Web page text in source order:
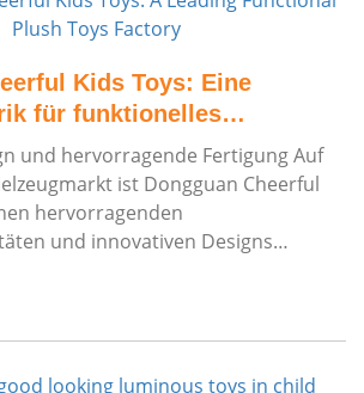
Kids Toys: Eine
für funktionelles
und hervorragende Fertigung Auf
ist Dongguan Cheerful
hervorragenden
und innovativen Designs
funktionalen Plüschtierfabriken.
p